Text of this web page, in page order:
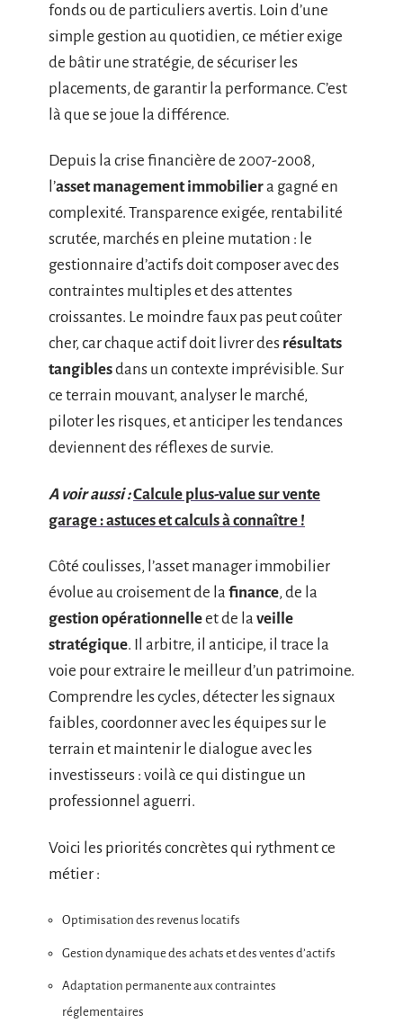
fonds ou de particuliers avertis. Loin d’une
simple gestion au quotidien, ce métier exige
de bâtir une stratégie, de sécuriser les
placements, de garantir la performance. C’est
là que se joue la différence.
Depuis la crise financière de 2007-2008,
l’asset management immobiliera gagné en
complexité. Transparence exigée, rentabilité
scrutée, marchés en pleine mutation : le
gestionnaire d’actifs doit composer avec des
contraintes multiples et des attentes
croissantes. Le moindre faux pas peut coûter
cher, car chaque actif doit livrer des résultats
tangiblesdans un contexte imprévisible. Sur
ce terrain mouvant, analyser le marché,
piloter les risques, et anticiper les tendances
deviennent des réflexes de survie.
A voir aussi :Calcule plus-value sur vente
garage : astuces et calculs à connaître !
Côté coulisses, l’asset manager immobilier
évolue au croisement de la finance, de la
gestion opérationnelleet de la veille
stratégique. Il arbitre, il anticipe, il trace la
voie pour extraire le meilleur d’un patrimoine.
Comprendre les cycles, détecter les signaux
faibles, coordonner avec les équipes sur le
terrain et maintenir le dialogue avec les
investisseurs : voilà ce qui distingue un
professionnel aguerri.
Voici les priorités concrètes qui rythment ce
métier :
Optimisation des revenus locatifs
Gestion dynamique des achats et des ventes d’actifs
Adaptation permanente aux contraintes
réglementaires